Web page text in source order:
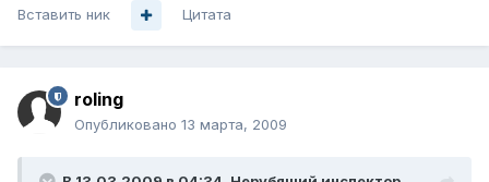
Вставить ник Цитата
roling
Опубликовано 13 марта, 2009